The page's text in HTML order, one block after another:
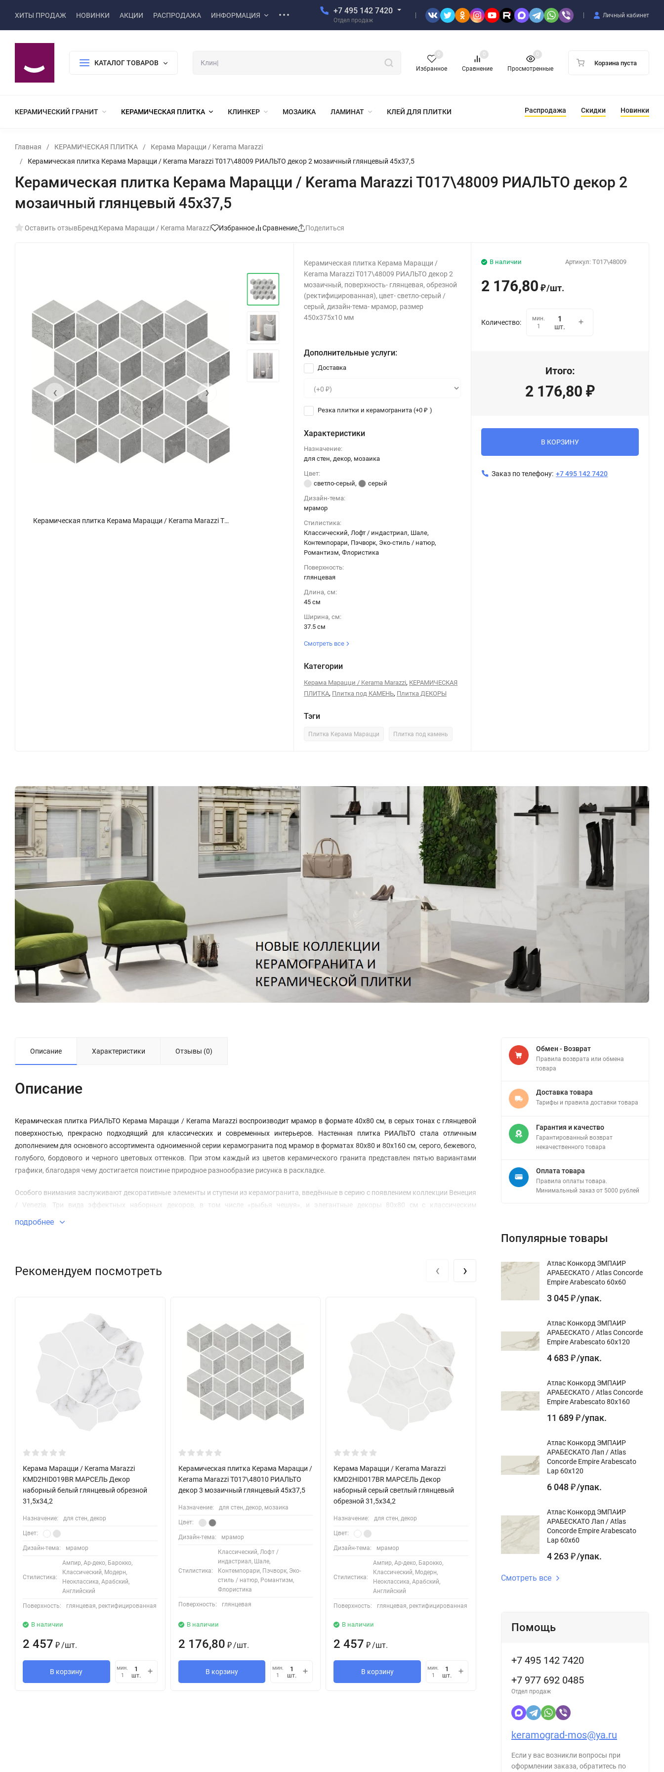
ХИТЫ ПРОДАЖ НОВИНКИ АКЦИИ РАСПРОДАЖА ИНФОРМАЦИЯ +7 495 142 7420
Отдел продаж
Личный кабинет
КАТАЛОГ ТОВАРОВ
Избранное
0
Сравнение
0
Просмотренные
0
Корзина пуста
КЕРАМИЧЕСКИЙ ГРАНИТ КЕРАМИЧЕСКАЯ ПЛИТКА КЛИНКЕР МОЗАИКА ЛАМИНАТ КЛЕЙ ДЛЯ ПЛИТКИ Распродажа Скидки Новинки
Главная / КЕРАМИЧЕСКАЯ ПЛИТКА /
Керама Марацци / Kerama Marazzi
/
Керамическая плитка Керама Марацци / Kerama Marazzi T017\48009 РИАЛЬТО декор 2 мозаичный глянцевый 45x37,5
Керамическая плитка Керама Марацци / Kerama Marazzi T017\48009 РИАЛЬТО декор 2
мозаичный глянцевый 45x37,5
Оставить отзывБренд:Керама Марацци / Kerama Marazzi Избранное Сравнение Поделиться
Керамическая плитка Керама Марацци / Kerama Marazzi T017\48009 РИАЛЬТО декор 2 мозаичный глянцевый 45x37,5
‹ ›
Керамическая плитка Керама Марацци /
Kerama Marazzi T017\48009 РИАЛЬТО декор 2
мозаичный, поверхность- глянцевая, обрезной
(ректифицированная), цвет- светло-серый /
серый, дизайн-тема- мрамор, размер
450x375x10 мм
Дополнительные услуги:
Доставка
Резка плитки и керамогранита (+0₽ )
Характеристики
Назначение:
для стен, декор, мозаика
Цвет:
светло-серый,
серый
Дизайн-тема:
мрамор
Стилистика:
Классический, Лофт / индастриал, Шале,
Контемпорари, Пэчворк, Эко-стиль / натюр,
Романтизм, Флористика
Поверхность:
глянцевая
Длина, см:
45 см
Ширина, см:
37.5 см
Смотреть все
Категории
Керама Марацци / Kerama Marazzi, КЕРАМИЧЕСКАЯ
ПЛИТКА, Плитка под КАМЕНЬ, Плитка ДЕКОРЫ
Тэги
Плитка Керама Марацци Плитка под камень
Артикул: T017\48009
В наличии
2 176,80 ₽/шт.
Количество:
мин.
1
шт.
Итого:
2 176,80 ₽
В КОРЗИНУ
Заказ по телефону: +7 495 142 7420
Описание Характеристики Отзывы (0)
Описание
Керамическая плитка РИАЛЬТО Керама Марацци / Kerama Marazzi воспроизводит мрамор в формате 40х80 см, в серых тонах с глянцевой
поверхностью, прекрасно подходящий для классических и современных интерьеров. Настенная плитка РИАЛЬТО стала отличным
дополнением для основного ассортимента одноименной серии керамогранита под мрамор в форматах 80х80 и 80х160 см, серого, бежевого,
голубого, бордового и черного цветовых оттенков. При этом каждый из цветов керамического гранита представлен пятью вариантами
графики, благодаря чему достигается поистине природное разнообразие рисунка в раскладке.
Особого внимания заслуживают декоративные элементы и ступени из керамогранита, введённые в серию с появлением коллекции Венеция
/ Venezia. Три вида эффектных наборных декоров, в том числе «рыбья чешуя», и элегантные декоры 80х80 см с классическим
флористическим орнаментом помогают создать уникальную эстетику отделки современного интерьера.
подробнее
Рекомендуем посмотреть
Керама Марацци / Kerama Marazzi
KMD2HID019BR МАРСЕЛЬ Декор
наборный белый глянцевый обрезной
31,5x34,2
Назначение: для стен, декор
Цвет:
Дизайн-тема: мрамор
Стилистика:
Ампир, Ар-деко, Барокко,
Классический, Модерн,
Неоклассика, Арабский,
Английский
Поверхность: глянцевая, ректифицированная
В наличии
2 457 ₽ /шт.
В корзину
мин.
1
шт.
Керамическая плитка Керама Марацци /
Kerama Marazzi T017\48010 РИАЛЬТО
декор 3 мозаичный глянцевый 45x37,5
Назначение: для стен, декор, мозаика
Цвет:
Дизайн-тема: мрамор
Стилистика:
Классический, Лофт /
индастриал, Шале,
Контемпорари, Пэчворк, Эко-
стиль / натюр, Романтизм,
Флористика
Поверхность: глянцевая
В наличии
2 176,80 ₽ /шт.
В корзину
мин.
1
шт.
Керама Марацци / Kerama Marazzi
KMD2HID017BR МАРСЕЛЬ Декор
наборный серый светлый глянцевый
обрезной 31,5x34,2
Назначение: для стен, декор
Цвет:
Дизайн-тема: мрамор
Стилистика:
Ампир, Ар-деко, Барокко,
Классический, Модерн,
Неоклассика, Арабский,
Английский
Поверхность: глянцевая, ректифицированная
В наличии
2 457 ₽ /шт.
В корзину
мин.
1
шт.
Керамическая плитка Керама Марацци /
декор 1 мозаичный глянцевый 45x37,5
Цвет:
Дизайн-тема: мрамор
Классический, Лофт /
индастриал, Шале,
стиль / натюр, Романтизм,
В наличии
‹ ›
Обмен - Возврат
Правила возврата или обмена
товара
Доставка товара
Тарифы и правила доставки товара
Гарантия и качество
Гарантированный возврат
некачественного товара
Оплата товара
Правила оплаты товара.
Минимальный заказ от 5000 рублей
Популярные товары
Атлас Конкорд ЭМПАИР
АРАБЕСКАТО / Atlas Concorde
Empire Arabescato 60x60
3 045 ₽ /упак.
Атлас Конкорд ЭМПАИР
АРАБЕСКАТО / Atlas Concorde
Empire Arabescato 60x120
4 683 ₽ /упак.
Атлас Конкорд ЭМПАИР
АРАБЕСКАТО / Atlas Concorde
Empire Arabescato 80x160
11 689 ₽ /упак.
Атлас Конкорд ЭМПАИР
АРАБЕСКАТО Лап / Atlas
Concorde Empire Arabescato
Lap 60x120
6 048 ₽ /упак.
Атлас Конкорд ЭМПАИР
АРАБЕСКАТО Лап / Atlas
Concorde Empire Arabescato
Lap 60x60
4 263 ₽ /упак.
Смотреть все
Помощь
+7 495 142 7420
+7 977 692 0485
Отдел продаж
keramograd-mos@ya.ru
Если у вас возникли вопросы при
оформлении заказа, обратитесь по